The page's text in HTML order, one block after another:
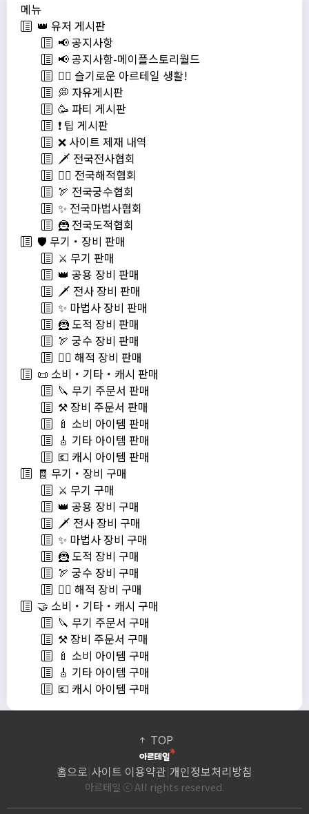
메뉴
👑 유저 게시판
📢 공지사항
📢 공지사항-메이플스토리월드
💁‍♂ 슬기로운 아르테일 생활!
💭 자유게시판
🥳 파티 게시판
❗️ 팁 게시판
❌ 사이트 제재 내역
🗡️ 전국전사협회
🏴‍☠️ 전국해적협회
🏹 전국궁수협회
✨ 전국마법사협회
🦹 전국도적협회
🛡️ 무기・장비 판매
⚔️ 무기 판매
👑 공용 장비 판매
🗡️ 전사 장비 판매
✨ 마법사 장비 판매
🦹 도적 장비 판매
🏹 궁수 장비 판매
🏴‍☠️ 해적 장비 판매
📜 소비・기타・캐시 판매
🔪 무기 주문서 판매
⚒️ 장비 주문서 판매
🍼 소비 아이템 판매
🎸 기타 아이템 판매
💶 캐시 아이템 판매
🧾 무기・장비 구매
⚔️ 무기 구매
👑 공용 장비 구매
🗡️ 전사 장비 구매
✨ 마법사 장비 구매
🦹 도적 장비 구매
🏹 궁수 장비 구매
🏴‍☠️ 해적 장비 구매
🤝 소비・기타・캐시 구매
🔪 무기 주문서 구매
⚒️ 장비 주문서 구매
🍼 소비 아이템 구매
🎸 기타 아이템 구매
💶 캐시 아이템 구매
TOP
홈으로 사이트 이용약관 개인정보처리방침
아르테일 ⓒ All rights reserved.